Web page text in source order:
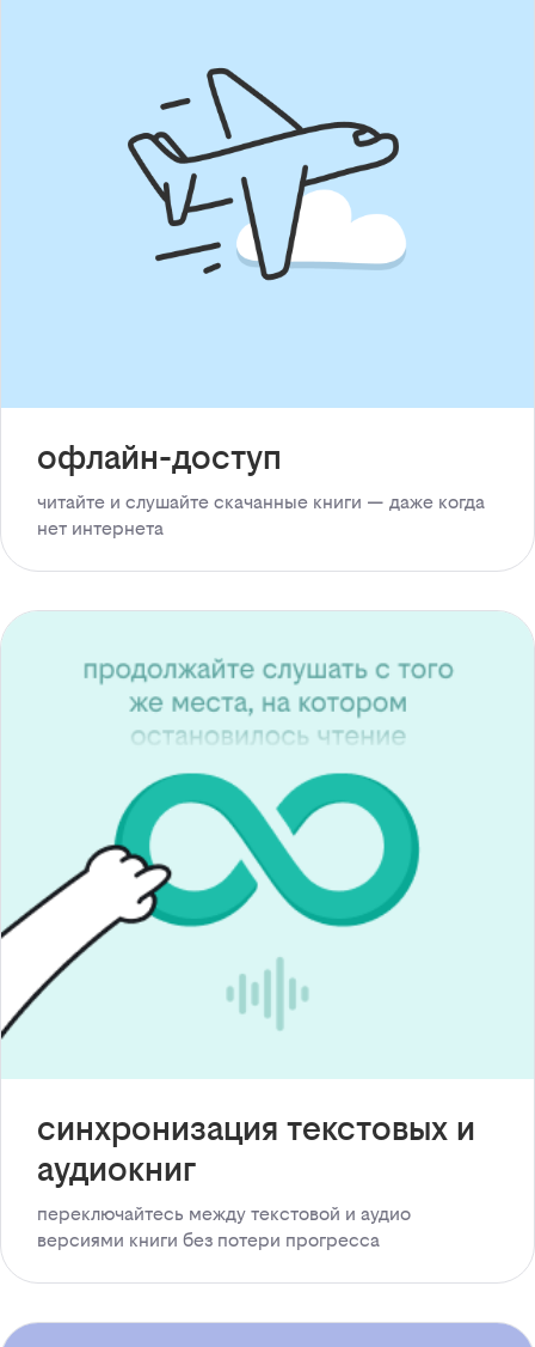
офлайн-доступ
читайте и слушайте скачанные книги — даже когда
нет интернета
синхронизация текстовых и
аудиокниг
переключайтесь между текстовой и аудио
версиями книги без потери прогресса